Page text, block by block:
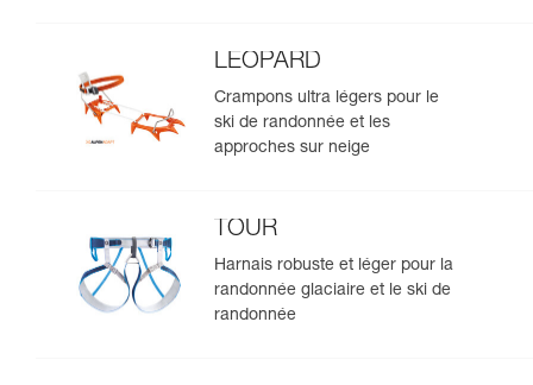
LEOPARD
Crampons ultra légers pour le
ski de randonnée et les
approches sur neige
TOUR
Harnais robuste et léger pour la
randonnée glaciaire et le ski de
randonnée